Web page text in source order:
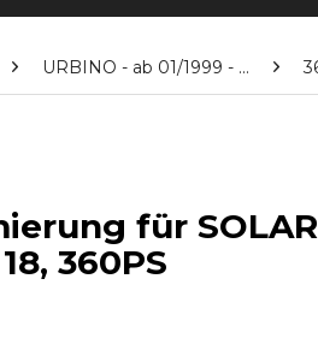
URBINO - ab 01/1999 - ...
für
360PS